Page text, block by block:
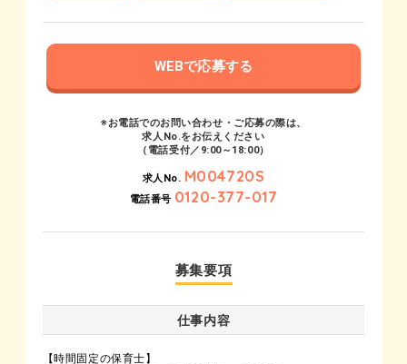
WEBで応募する
※お電話でのお問い合わせ・ご応募の際は、
求人No.をお伝えください
（電話受付／9:00～18:00）
求人No. M004720S
電話番号 0120-377-017
募集要項
仕事内容
【時間固定の保育士】